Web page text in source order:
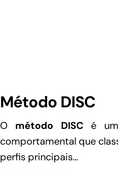
Método DISC
O método DISC é
comportamental que
perfis principais…